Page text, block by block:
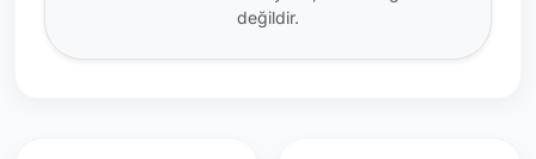
değildir.